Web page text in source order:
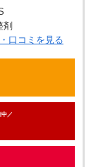
剤
口コミを見る
中／